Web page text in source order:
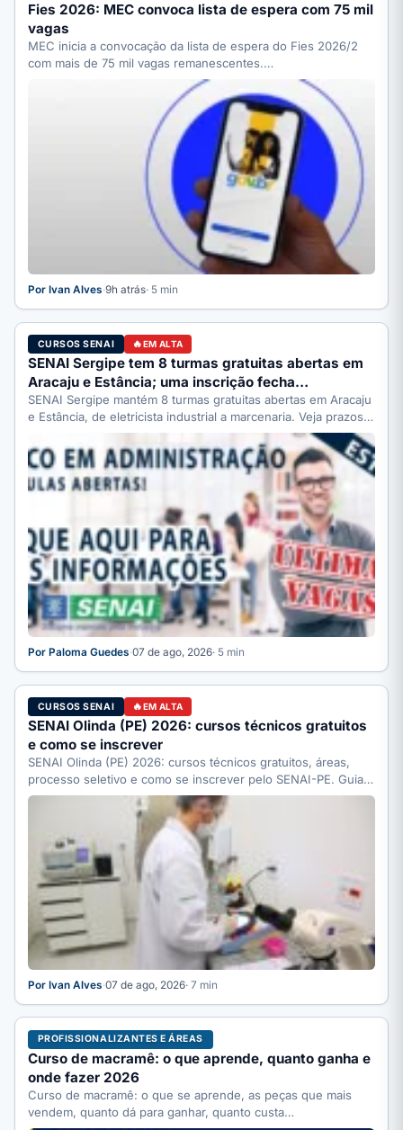
Fies 2026: MEC convoca lista de espera com 75 mil
vagas
MEC inicia a convocação da lista de espera do Fies 2026/2
com mais de 75 mil vagas remanescentes.…
Por Ivan Alves·9h atrás· 5 min
CURSOS SENAI EM ALTA
SENAI Sergipe tem 8 turmas gratuitas abertas em
Aracaju e Estância; uma inscrição fecha…
SENAI Sergipe mantém 8 turmas gratuitas abertas em Aracaju
e Estância, de eletricista industrial a marcenaria. Veja prazos:
Por Paloma Guedes·07 de ago, 2026· 5 min
CURSOS SENAI EM ALTA
SENAI Olinda (PE) 2026: cursos técnicos gratuitos
e como se inscrever
SENAI Olinda (PE) 2026: cursos técnicos gratuitos, áreas,
processo seletivo e como se inscrever pelo SENAI-PE. Guia
completo.
Por Ivan Alves·07 de ago, 2026· 7 min
PROFISSIONALIZANTES E ÁREAS
Curso de macramê: o que aprende, quanto ganha e
onde fazer 2026
Curso de macramê: o que se aprende, as peças que mais
vendem, quanto dá para ganhar, quanto custa…